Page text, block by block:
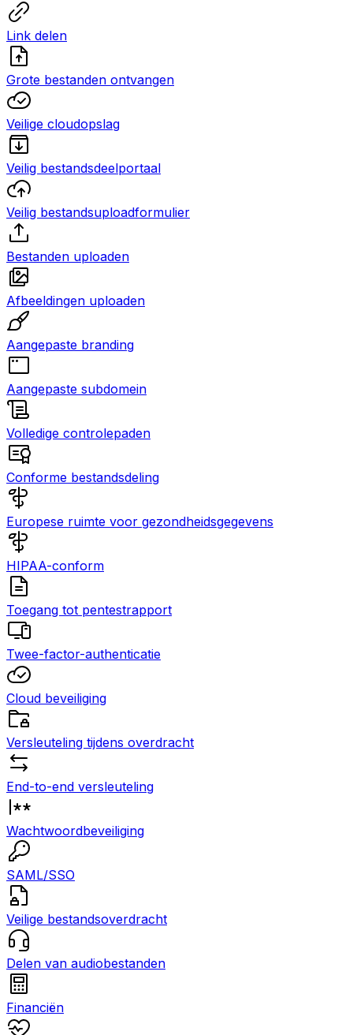
Link delen
Grote bestanden ontvangen
Veilige cloudopslag
Veilig bestandsdeelportaal
Veilig bestandsuploadformulier
Bestanden uploaden
Afbeeldingen uploaden
Aangepaste branding
Aangepaste subdomein
Volledige controlepaden
Conforme bestandsdeling
Europese ruimte voor gezondheidsgegevens
HIPAA-conform
Toegang tot pentestrapport
Twee-factor-authenticatie
Cloud beveiliging
Versleuteling tijdens overdracht
End-to-end versleuteling
Wachtwoordbeveiliging
SAML/SSO
Veilige bestandsoverdracht
Delen van audiobestanden
Financiën